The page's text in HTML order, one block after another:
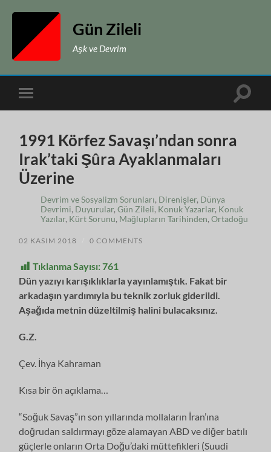
Gün Zileli
Aşk ve Devrim
Toggle
mobile
Toggle
1991 Körfez Savaşı’ndan sonra
Irak’taki Şûra Ayaklanmaları
Üzerine
Devrim ve Sosyalizm Sorunları, Direnişler, Dünya
Devrimi, Duyurular,Gün Zileli, Konuk Yazarlar, Konuk
Yazılar, Kürt Sorunu, Mağlupların Tarihinden,Ortadoğu
02 KASIM 2018 0 COMMENTS
Tıklanma Sayısı:761
Dün yazıyı karışıklıklarla yayınlamıştık. Fakat bir
arkadaşın yardımıyla bu teknik zorluk giderildi.
Aşağıda metnin düzeltilmiş halini bulacaksınız.
G.Z.
Çev. İhya Kahraman
Kısa bir ön açıklama…
“Soğuk Savaş”ın son yıllarında mollaların İran’ına
doğrudan saldırmayı göze alamayan ABD ve diğer batılı
güçlerle onların Orta Doğu’daki müttefikleri (Suudi